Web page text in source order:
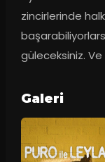
zincirlerinde
güleceksiniz.
Galeri